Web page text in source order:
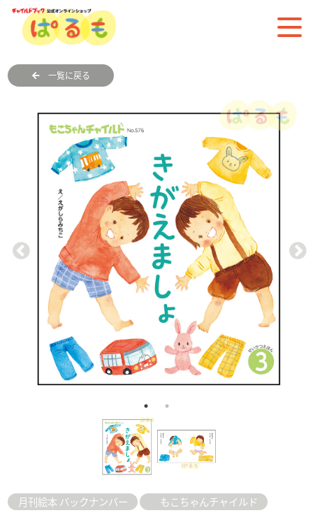
一覧に戻る
月刊絵本 バックナンバー もこちゃんチャイルド